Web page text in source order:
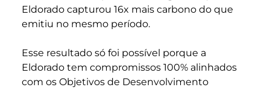
Eldorado capturou 16x mais carbono do que
emitiu no mesmo período.
Esse resultado só foi possível porque a
Eldorado tem compromissos 100% alinhados
com os Objetivos de Desenvolvimento